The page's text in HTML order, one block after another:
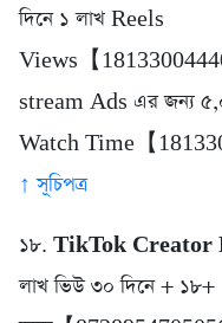
দিনে ১ লাখ Reels
Views【
stream Ads এর জন্য
Watch Time【
↑ সূচিপত্র
১৮. TikTok Creator
লাখ ভিউ ৩০ দিনে + ১৮+